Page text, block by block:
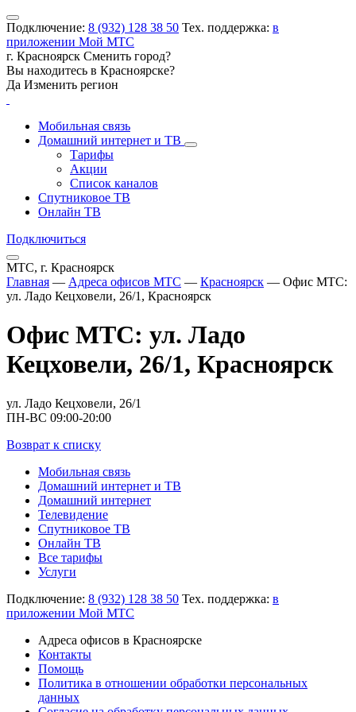
Подключение: 8 (932) 128 38 50 Тех. поддержка: в
приложении Мой МТС
г. Красноярск Сменить город?
Вы находитесь в Красноярске?
Да Изменить регион
Мобильная связь
Домашний интернет и ТВ
Тарифы
Акции
Список каналов
Спутниковое ТВ
Онлайн ТВ
Подключиться
МТС, г. Красноярск
Главная — Адреса офисов МТС — Красноярск — Офис МТС:
ул. Ладо Кецховели, 26/1, Красноярск
Офис МТС: ул. Ладо
Кецховели, 26/1, Красноярск
ул. Ладо Кецховели, 26/1
ПН-ВС 09:00-20:00
Возврат к списку
Мобильная связь
Домашний интернет и ТВ
Домашний интернет
Телевидение
Спутниковое ТВ
Онлайн ТВ
Все тарифы
Услуги
Подключение: 8 (932) 128 38 50 Тех. поддержка: в
приложении Мой МТС
Адреса офисов в Красноярске
Контакты
Помощь
Политика в отношении обработки персональных
данных